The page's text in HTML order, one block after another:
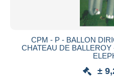
CPM - P - BALLON
CHATEAU DE
±